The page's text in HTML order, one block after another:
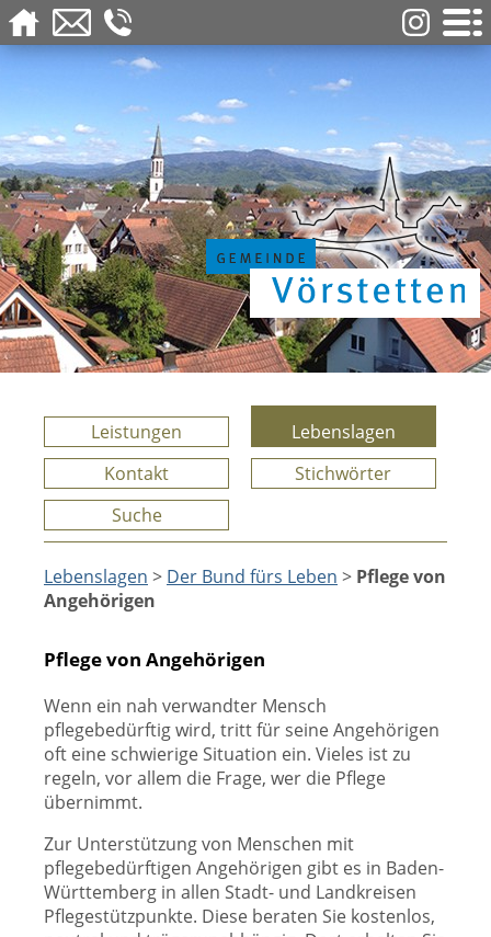
Leistungen
Lebenslagen
Kontakt
Stichwörter
Suche
Lebenslagen > Der Bund fürs Leben > Pflege von
Angehörigen
Pflege von Angehörigen
Wenn ein nah verwandter Mensch
pflegebedürftig wird, tritt für seine Angehörigen
oft eine schwierige Situation ein. Vieles ist zu
regeln, vor allem die Frage, wer die Pflege
übernimmt.
Zur Unterstützung von Menschen mit
pflegebedürftigen Angehörigen gibt es in Baden-
Württemberg in allen Stadt- und Landkreisen
Pflegestützpunkte. Diese beraten Sie kostenlos,